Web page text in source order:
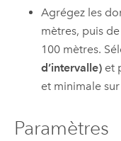
Agrégez les
mètres, puis
100 mètres.
d’intervalle) et
et minimale sur
Paramètres